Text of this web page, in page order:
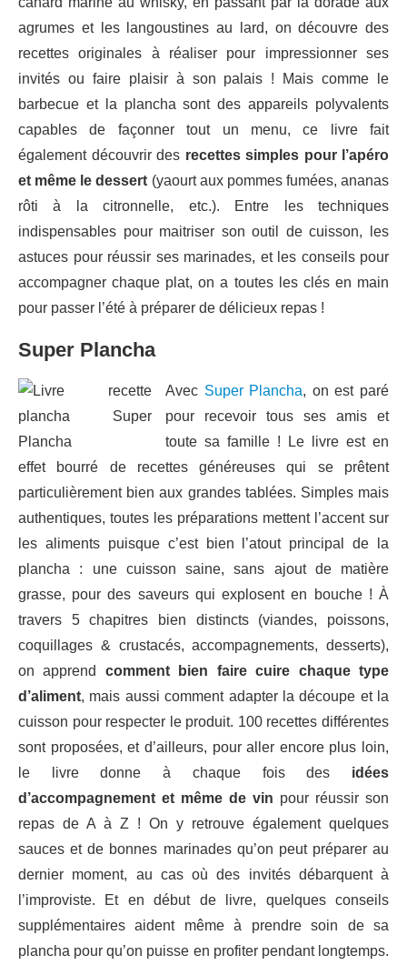
agrumes et les langoustines au lard, on découvre des
recettes originales à réaliser pour impressionner ses
invités ou faire plaisir à son palais ! Mais comme le
barbecue et la plancha sont des appareils polyvalents
capables de façonner tout un menu, ce livre fait
également découvrir des recettes simples pour l’apéro
et même le dessert (yaourt aux pommes fumées, ananas
rôti à la citronnelle, etc.). Entre les techniques
indispensables pour maitriser son outil de cuisson, les
astuces pour réussir ses marinades, et les conseils pour
accompagner chaque plat, on a toutes les clés en main
pour passer l’été à préparer de délicieux repas !
Super Plancha
Avec Super Plancha, on est paré
pour recevoir tous ses amis et
toute sa famille ! Le livre est en
effet bourré de recettes généreuses qui se prêtent
particulièrement bien aux grandes tablées. Simples mais
authentiques, toutes les préparations mettent l’accent sur
les aliments puisque c’est bien l’atout principal de la
plancha : une cuisson saine, sans ajout de matière
grasse, pour des saveurs qui explosent en bouche ! À
travers 5 chapitres bien distincts (viandes, poissons,
coquillages & crustacés, accompagnements, desserts),
on apprend comment bien faire cuire chaque type
d’aliment, mais aussi comment adapter la découpe et la
cuisson pour respecter le produit. 100 recettes différentes
sont proposées, et d’ailleurs, pour aller encore plus loin,
le livre donne à chaque fois des idées
d’accompagnement et même de vin pour réussir son
repas de A à Z ! On y retrouve également quelques
sauces et de bonnes marinades qu’on peut préparer au
dernier moment, au cas où des invités débarquent à
l’improviste. Et en début de livre, quelques conseils
supplémentaires aident même à prendre soin de sa
plancha pour qu’on puisse en profiter pendant longtemps.